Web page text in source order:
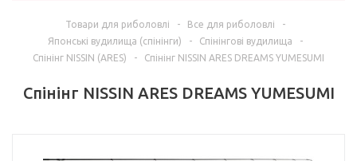
Товари для риболовлі - Все для риболовлі
-
Японські вудилища (спінінги)
- Спінінгові вудилища
-
Спінінг NISSIN (ARES)
- Спінінг NISSIN ARES DREAMS YUMESUMI
Спінінг NISSIN ARES DREAMS YUMESUMI